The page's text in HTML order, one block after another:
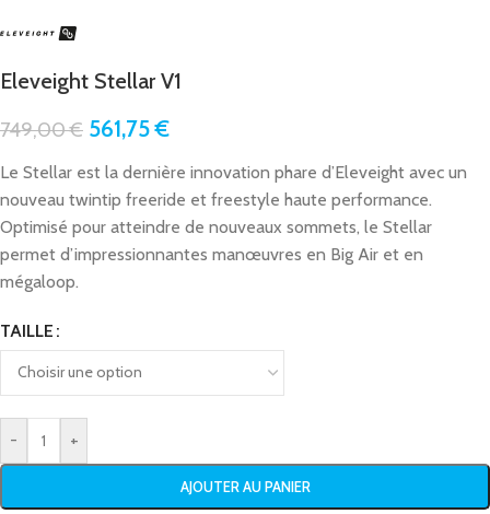
Eleveight Stellar V1
749,00€ 561,75€
Le Stellar est la dernière innovation phare d’Eleveight avec un
nouveau twintip freeride et freestyle haute performance.
Optimisé pour atteindre de nouveaux sommets, le Stellar
permet d’impressionnantes manœuvres en Big Air et en
mégaloop.
TAILLE
- +
AJOUTER AU PANIER